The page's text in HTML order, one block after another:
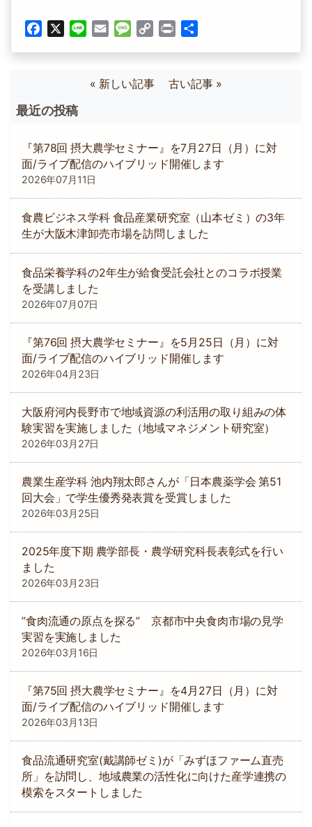
Facebook Line Email Message
Copy Print
« 新しい記事 古い記事 »
最近の投稿
『第78回 摂大農学セミナー』を7月27日（月）に対
面/ライブ配信のハイブリッド開催します
2026年07月11日
食農ビジネス学科 食品産業研究室（山本ゼミ）の3年
生が大阪木津卸売市場を訪問しました
食品栄養学科の2年生が給食受託会社とのコラボ授業
を受講しました
2026年07月07日
『第76回 摂大農学セミナー』を5月25日（月）に対
面/ライブ配信のハイブリッド開催します
2026年04月23日
大阪府河内長野市で地域資源の利活用の取り組みの体
験実習を実施しました（地域マネジメント研究室）
2026年03月27日
農業生産学科 池内翔太郎さんが「日本農薬学会 第51
回大会」で学生優秀発表賞を受賞しました
2026年03月25日
2025年度下期 農学部長・農学研究科長表彰式を行い
ました
2026年03月23日
”食肉流通の原点を探る” 京都市中央食肉市場の見学
実習を実施しました
2026年03月16日
『第75回 摂大農学セミナー』を4月27日（月）に対
面/ライブ配信のハイブリッド開催します
2026年03月13日
食品流通研究室(戴講師ゼミ)が「みずほファーム直売
所」を訪問し、地域農業の活性化に向けた産学連携の
模索をスタートしました